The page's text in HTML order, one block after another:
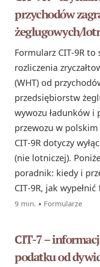
przychodów
żeglugowych/
Formularz CIT‑9R
rozliczenia
(WHT) od
przedsiębiorstw
wywozu ładunków i
przewozu w
CIT‑9R dotyczy
(nie lotniczej).
poradnik: kiedy i
CIT‑9R, jak
9 min. ▪ Formularze
CIT-7 –
podatku od